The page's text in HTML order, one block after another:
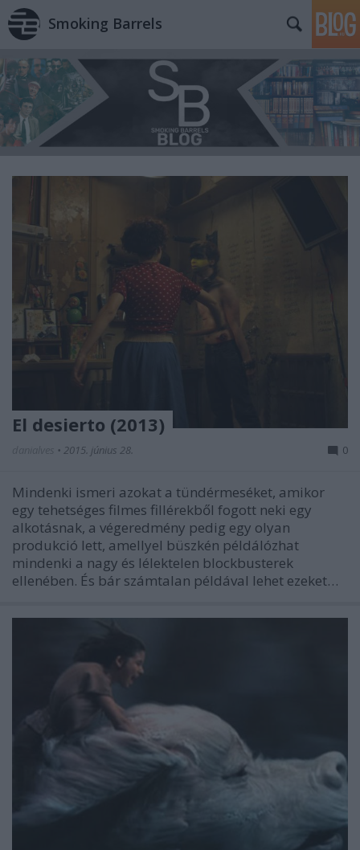
Smoking Barrels
El desierto (2013)
• 2015. június 28. 0
Mindenki ismeri azokat a tündérmeséket, amikor
egy tehetséges filmes fillérekből fogott neki egy
alkotásnak, a végeredmény pedig egy olyan
produkció lett, amellyel büszkén példálózhat
mindenki a nagy és lélektelen blockbusterek
ellenében. És bár számtalan példával lehet ezeket…